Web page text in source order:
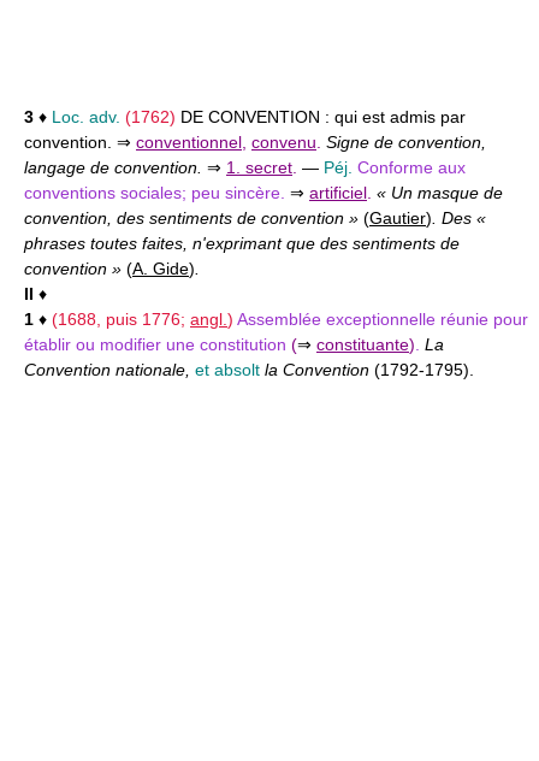
3 ♦ Loc. adv. (1762) DE CONVENTION : qui est admis par
convention. ⇒ conventionnel convenu Signe de convention,
langage de convention. ⇒ 1. secret — Péj. Conforme aux
conventions sociales; peu sincère. ⇒ artificiel « Un masque de
convention, des sentiments de convention » (Gautier) . Des «
phrases toutes faites, n'exprimant que des sentiments de
convention » (A. Gide)
II ♦
1 ♦ (1688, puis 1776; angl. ) Assemblée exceptionnelle réunie pour
établir ou modifier une constitution (⇒ constituante) La
Convention nationale, et absolt la Convention (1792-1795).